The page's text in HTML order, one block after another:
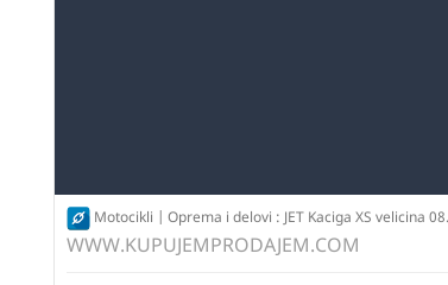
Motocikli | Oprema i delovi : JET Kaciga XS velicina 08.11.2019 -
WWW.KUPUJEMPRODAJEM.COM